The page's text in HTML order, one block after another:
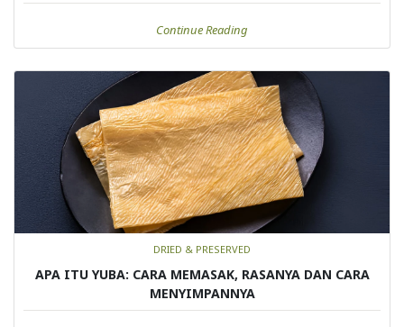
Continue Reading
DRIED & PRESERVED
APA ITU YUBA: CARA MEMASAK, RASANYA DAN CARA
MENYIMPANNYA